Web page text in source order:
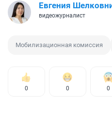
Евгения
видеожурналист
Мобилизационная комиссия
0 0 0